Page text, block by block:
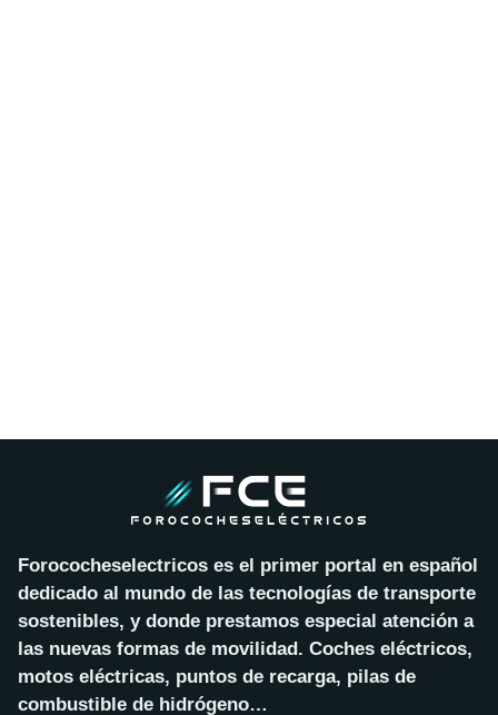
Forococheselectricos es el primer portal en español
dedicado al mundo de las tecnologías de transporte
sostenibles, y donde prestamos especial atención a
las nuevas formas de movilidad. Coches eléctricos,
motos eléctricas, puntos de recarga, pilas de
combustible de hidrógeno…